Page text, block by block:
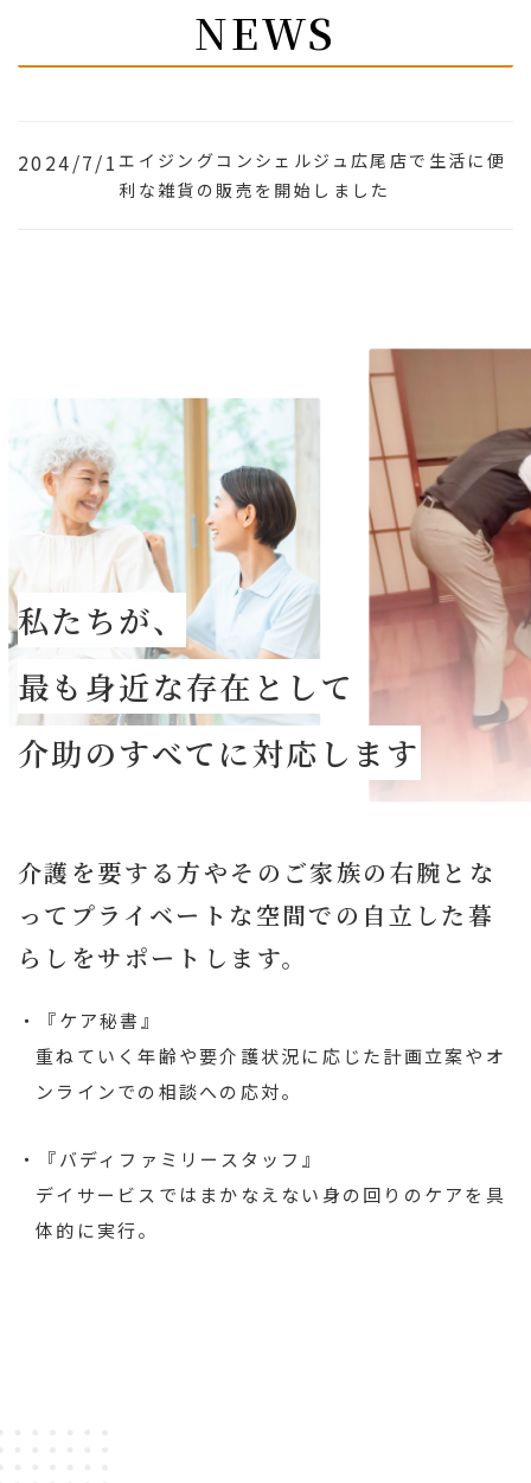
NEWS
2024/7/1エイジングコンシェルジュ広尾店で生活に便
利な雑貨の販売を開始しました
私たちが、
最も身近な存在として
介助のすべてに対応します
介護を要する方やそのご家族の右腕とな
って プライベートな空間での自立した暮
らしをサポートします。
・『ケア秘書』
重ねていく年齢や要介護状況に応じた計画立案やオ
ンラインでの相談への応対。
・『バディファミリースタッフ』
デイサービスではまかなえない身の回りのケアを具
体的に実行。